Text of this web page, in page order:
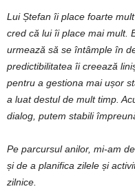
Lui Ștefan îi place foarte
cred că lui îi place mai mult.
urmează să se întâmple în
predictibilitatea îi creează
pentru a gestiona mai ușor
a luat destul de mult timp.
dialog, putem stabili
Pe parcursul anilor, mi-am
și de a planifica zilele și
zilnice.